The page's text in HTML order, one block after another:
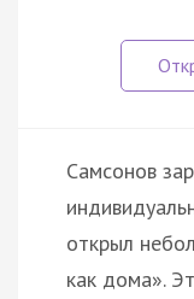
Самсонов
открыл
как дома».